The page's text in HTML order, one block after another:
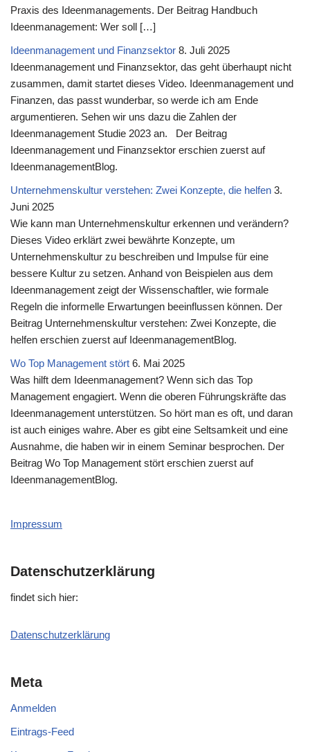
Praxis des Ideenmanagements. Der Beitrag Handbuch
Ideenmanagement: Wer soll […]
Ideenmanagement und Finanzsektor 8. Juli 2025
Ideenmanagement und Finanzsektor, das geht überhaupt nicht
zusammen, damit startet dieses Video. Ideenmanagement und
Finanzen, das passt wunderbar, so werde ich am Ende
argumentieren. Sehen wir uns dazu die Zahlen der
Ideenmanagement Studie 2023 an. Der Beitrag
Ideenmanagement und Finanzsektor erschien zuerst auf
IdeenmanagementBlog.
Unternehmenskultur verstehen: Zwei Konzepte, die helfen 3.
Juni 2025
Wie kann man Unternehmenskultur erkennen und verändern?
Dieses Video erklärt zwei bewährte Konzepte, um
Unternehmenskultur zu beschreiben und Impulse für eine
bessere Kultur zu setzen. Anhand von Beispielen aus dem
Ideenmanagement zeigt der Wissenschaftler, wie formale
Regeln die informelle Erwartungen beeinflussen können. Der
Beitrag Unternehmenskultur verstehen: Zwei Konzepte, die
helfen erschien zuerst auf IdeenmanagementBlog.
Wo Top Management stört 6. Mai 2025
Was hilft dem Ideenmanagement? Wenn sich das Top
Management engagiert. Wenn die oberen Führungskräfte das
Ideenmanagement unterstützen. So hört man es oft, und daran
ist auch einiges wahre. Aber es gibt eine Seltsamkeit und eine
Ausnahme, die haben wir in einem Seminar besprochen. Der
Beitrag Wo Top Management stört erschien zuerst auf
IdeenmanagementBlog.
Impressum
Datenschutzerklärung
fin­det sich hier:
Daten­schutz­er­klä­rung
Meta
Anmelden
Eintrags-Feed